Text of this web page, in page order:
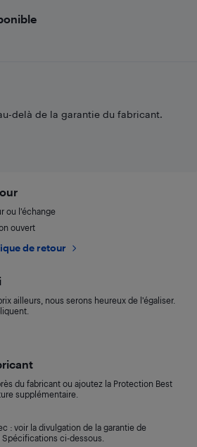
delà de la garantie du fabricant.
ou l’échange
ouvert
de retour
ailleurs, nous serons heureux de l’égaliser.
du fabricant ou ajoutez la Protection Best
supplémentaire.
: voir la divulgation de la garantie de
ci-dessous.